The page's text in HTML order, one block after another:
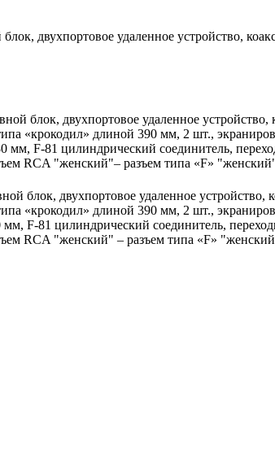
двухпортовое удаленное устройство,
блок, двухпортовое удаленное
«крокодил» длиной 390 мм, 2 шт.,
мм, F-81 цилиндрический соединитель,
RCA "женский"– разъем типа «F»
блок, двухпортовое удаленное
«крокодил» длиной 390 мм, 2 шт.,
F-81 цилиндрический соединитель,
RCA "женский" – разъем типа «F»